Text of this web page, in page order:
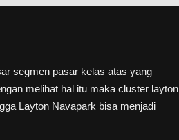
segmen pasar kelas atas yang
melihat hal itu maka cluster layton
Layton Navapark bisa menjadi